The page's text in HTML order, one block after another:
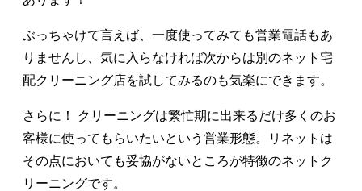
ぶっちゃけて言えば、一度使ってみても営業電話もあ
りませんし、気に入らなければ次からは別のネット宅
配クリーニング店を試してみるのも気楽にできます。
さらに！ クリーニングは繁忙期に出来るだけ多くのお
客様に使ってもらいたいという営業形態。リネットは
その点においても妥協がないところが特徴のネットク
リーニングです。